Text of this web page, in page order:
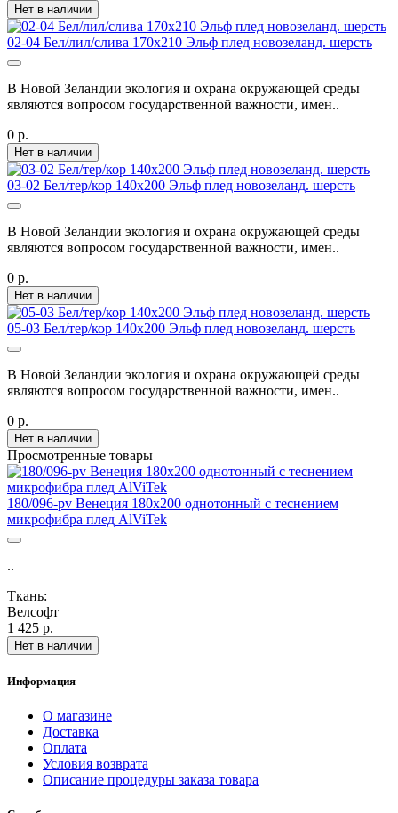
Нет в наличии
02-04 Бел/лил/слива 170х210 Эльф плед новозеланд. шерсть
В Новой Зеландии экология и охрана окружающей среды
являются вопросом государственной важности, имен..
0 р.
Нет в наличии
03-02 Бел/тер/кор 140х200 Эльф плед новозеланд. шерсть
В Новой Зеландии экология и охрана окружающей среды
являются вопросом государственной важности, имен..
0 р.
Нет в наличии
05-03 Бел/тер/кор 140х200 Эльф плед новозеланд. шерсть
В Новой Зеландии экология и охрана окружающей среды
являются вопросом государственной важности, имен..
0 р.
Нет в наличии
Просмотренные товары
180/096-pv Венеция 180х200 однотонный с теснением
микрофибра плед AlViTek
..
Ткань:
Велсофт
1 425 р.
Нет в наличии
Информация
О магазине
Доставка
Оплата
Условия возврата
Описание процедуры заказа товара